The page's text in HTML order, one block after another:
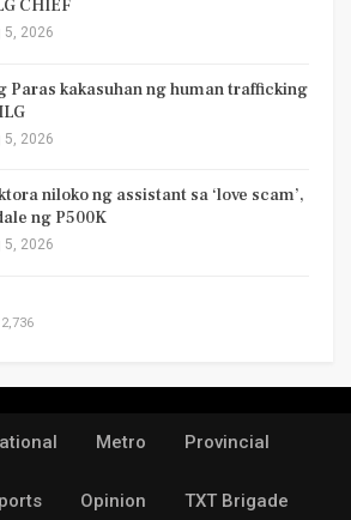
CHIEF
5, 2026
Paras kakasuhan ng human trafficking
5, 2026
niloko ng assistant sa ‘love scam’,
ng P500K
5, 2026
Metro Provincial
Opinion TXT Brigade